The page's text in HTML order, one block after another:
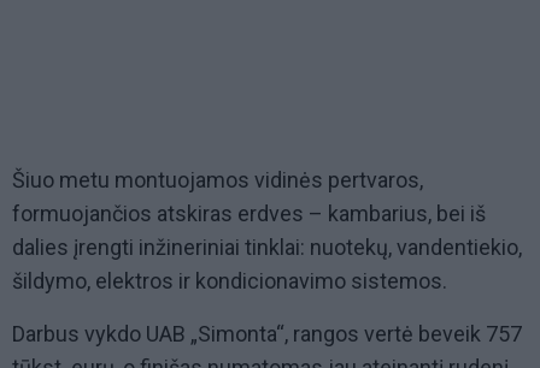
Šiuo metu montuojamos vidinės pertvaros,
formuojančios atskiras erdves – kambarius, bei iš
dalies įrengti inžineriniai tinklai: nuotekų, vandentiekio,
šildymo, elektros ir kondicionavimo sistemos.
Darbus vykdo UAB „Simonta“, rangos vertė beveik 757